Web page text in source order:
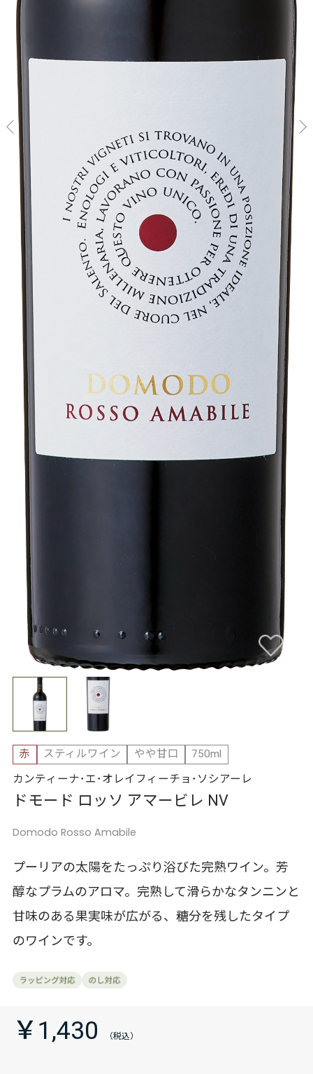
赤 スティルワイン やや甘口
750ml
カンティーナ･エ･オレイフィーチョ･ソシアーレ
ドモード ロッソ アマービレ NV
Domodo Rosso Amabile
プーリアの太陽をたっぷり浴びた完熟ワイン。芳
醇なプラムのアロマ。完熟して滑らかなタンニンと
甘味のある果実味が広がる、糖分を残したタイプ
のワインです。
￥1,430